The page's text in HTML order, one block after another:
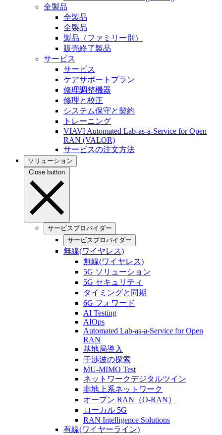
全製品
全製品
全製品
製品（ファミリー別）
販売終了製品
サービス
サービス
ケアサポートプラン
修理調整機器
修理と校正
システム保守と契約
トレーニング
VIAVI Automated Lab-as-a-Service for Open
RAN (VALOR)
サービスの注文方法
ソリューション
Close button
サービスプロバイダー
サービスプロバイダー
無線(ワイヤレス)
無線(ワイヤレス)
5G ソリューション
5G セキュリティ
タイミングと同期
6G フォワード
AI Testing
AIOps
Automated Lab-as-a-Service for Open
RAN
基地局導入
干渉波の探索
MU-MIMO Test
ネットワークデジタルツイン
非地上系ネットワーク
オープン RAN（O-RAN）
ローカル 5G
RAN Intelligence Solutions
有線(ワイヤーライン)